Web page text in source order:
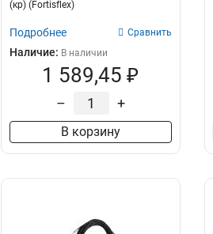
(кр) (Fortisflex)
Подробнее Сравнить
Наличие: В наличии
1 589,45 ₽
– +
В корзину